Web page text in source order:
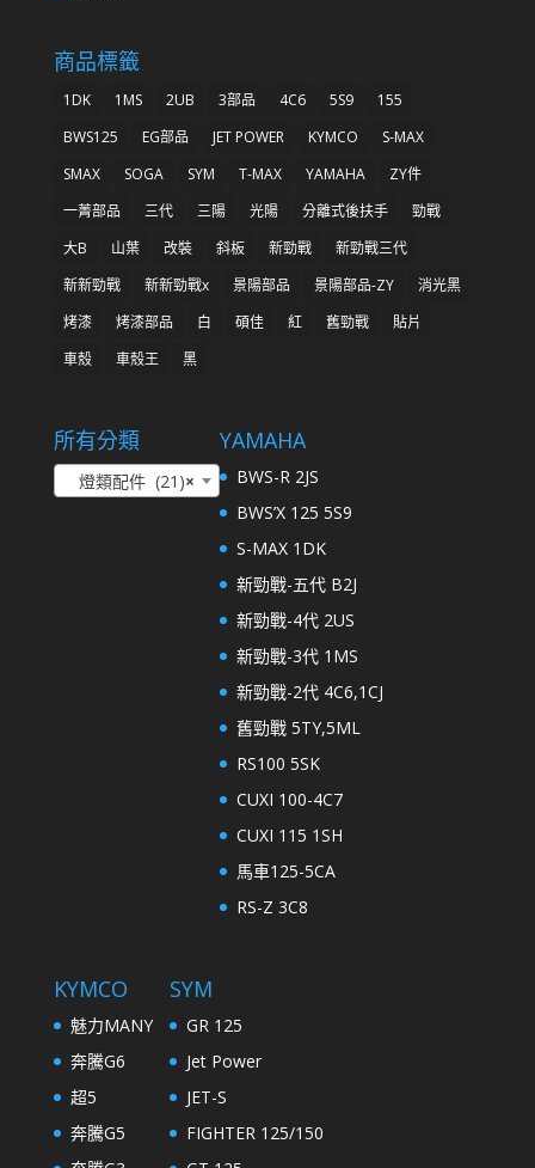
商品標籤
1DK 1MS 2UB 3部品 4C6 5S9
155
BWS125
EG部品 JET POWER KYMCO
S-MAX
SMAX
SOGA SYM T-MAX YAMAHA
ZY件
一菁部品
三代 三陽 光陽 分離式後扶手
勁戰
大B
山葉 改裝 斜板 新勁戰
新勁戰三代
新新勁戰
新新勁戰x 景陽部品 景陽部品-ZY
消光黑
烤漆
烤漆部品 白 碩佳 紅 舊勁戰
貼片
車殼
車殼王 黑
所有分類
×
燈類配件 (21)
YAMAHA
BWS-R 2JS
BWS’X 125 5S9
S-MAX 1DK
新勁戰-五代 B2J
新勁戰-4代 2US
新勁戰-3代 1MS
新勁戰-2代 4C6,1CJ
舊勁戰 5TY,5ML
RS100 5SK
CUXI 100-4C7
CUXI 115 1SH
馬車125-5CA
RS-Z 3C8
KYMCO
魅力MANY
奔騰G6
超5
奔騰G5
SYM
GR 125
Jet Power
JET-S
FIGHTER 125/150